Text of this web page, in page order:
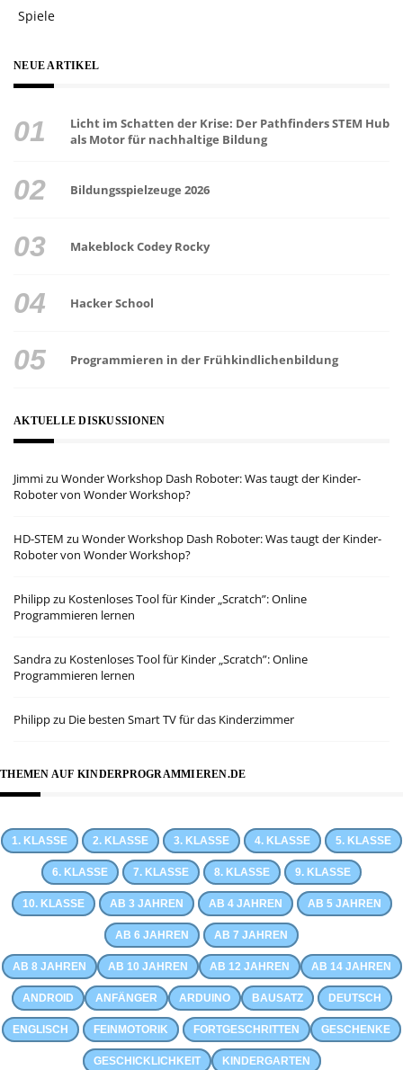
Spiele
NEUE ARTIKEL
Licht im Schatten der Krise: Der Pathfinders STEM Hub
als Motor für nachhaltige Bildung
Bildungsspielzeuge 2026
Makeblock Codey Rocky
Hacker School
Programmieren in der Frühkindlichenbildung
AKTUELLE DISKUSSIONEN
Jimmizu Wonder Workshop Dash Roboter: Was taugt der Kinder-
Roboter von Wonder Workshop?
HD-STEM zu Wonder Workshop Dash Roboter: Was taugt der Kinder-
Roboter von Wonder Workshop?
Philippzu Kostenloses Tool für Kinder „Scratch”: Online
Programmieren lernen
Sandrazu Kostenloses Tool für Kinder „Scratch”: Online
Programmieren lernen
Philippzu Die besten Smart TV für das Kinderzimmer
THEMEN AUF KINDERPROGRAMMIEREN.DE
1. KLASSE 2. KLASSE 3. KLASSE 4. KLASSE 5. KLASSE
6. KLASSE 7. KLASSE 8. KLASSE 9. KLASSE
10. KLASSE AB 3 JAHREN AB 4 JAHREN AB 5 JAHREN
AB 6 JAHREN AB 7 JAHREN
AB 8 JAHREN AB 10 JAHREN AB 12 JAHREN AB 14 JAHREN
ANDROID ANFÄNGER ARDUINO BAUSATZ DEUTSCH
ENGLISCH FEINMOTORIK FORTGESCHRITTEN GESCHENKE
GESCHICKLICHKEIT KINDERGARTEN